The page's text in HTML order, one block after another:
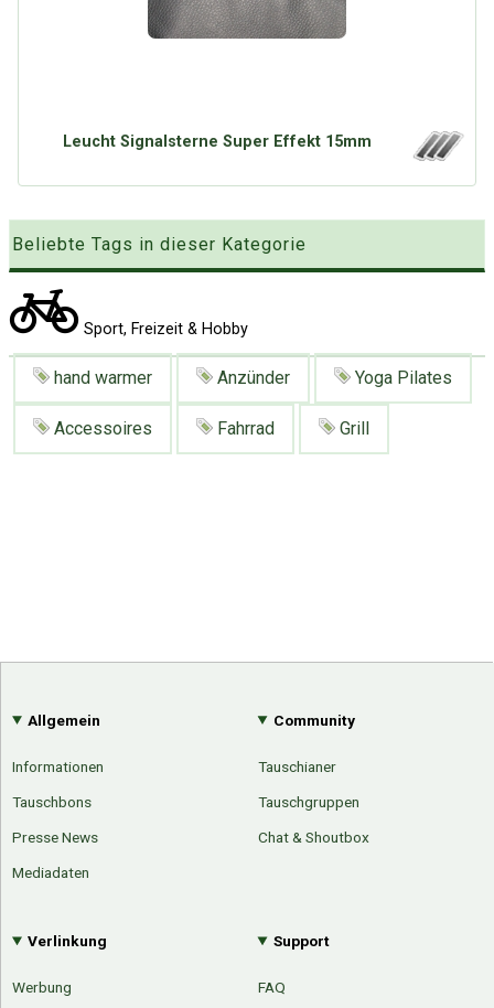
Google
Zufallsartikel
Kategoriewolke
Leucht Signalsterne Super Effekt 15mm
Beliebte Tags in dieser Kategorie
Sport, Freizeit & Hobby
hand warmer Anzünder Yoga Pilates
Accessoires Fahrrad Grill
Allgemein
Informationen
Tauschbons
Presse News
Mediadaten
Community
Tauschianer
Tauschgruppen
Chat & Shoutbox
Verlinkung
Werbung
Support
FAQ